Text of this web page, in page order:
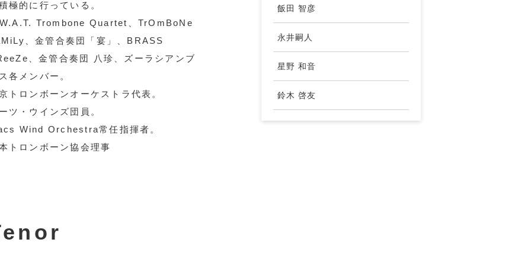
極的に行っている。
Trombone Quartet、TrOmBoNe
、金管合奏団「宴」、BRASS
、金管合奏団 八珍、ズーラシアンブ
各メンバー。
トロンボーンオーケストラ代表。
ツ・ウインズ団員。
Wind Orchestra常任指揮者。
トロンボーン協会理事
飯田 智彦
永井嗣人
星野 和音
鈴木 啓友